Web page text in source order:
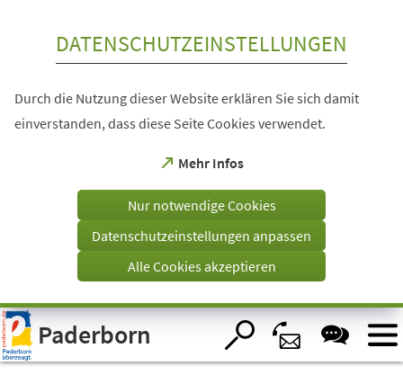
Visuelle
Assistenzsoftware
öffnen.
DATENSCHUTZEINSTELLUNGEN
Durch die Nutzung dieser Website erklären Sie sich damit
einverstanden, dass diese Seite Cookies verwendet.
Mehr Infos
(Öffnet
einem
Tab)
Nur notwendige Cookies
Datenschutzeinstellungen anpassen
Alle Cookies akzeptieren
Paderborn